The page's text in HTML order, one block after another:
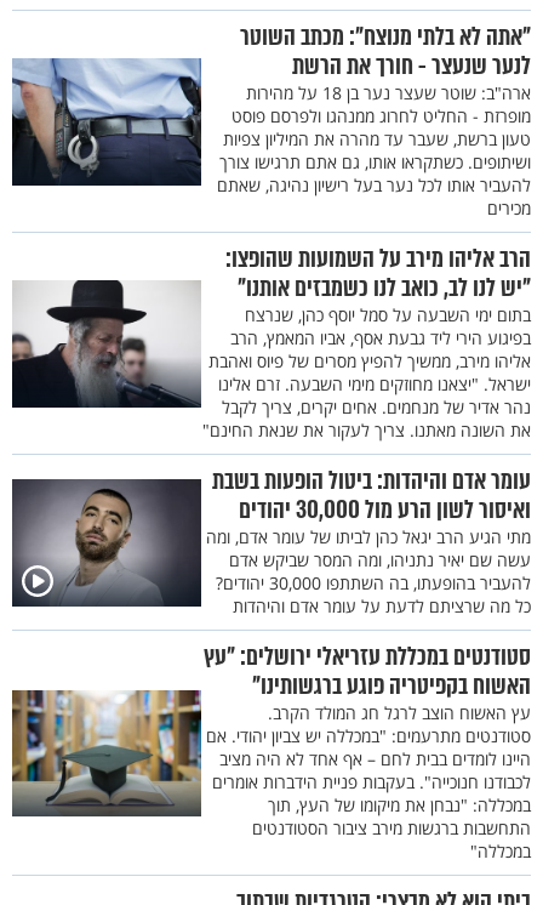
"אתה לא בלתי מנוצח": מכתב השוטר
לנער שנעצר - חורך את הרשת
ארה"ב: שוטר שעצר נער בן 18 על מהירות
מופרזת - החליט לחרוג ממנהגו ולפרסם פוסט
טעון ברשת, שעבר עד מהרה את המיליון צפיות
ושיתופים. כשתקראו אותו, גם אתם תרגישו צורך
להעביר אותו לכל נער בעל רישיון נהיגה, שאתם
מכירים
הרב אליהו מירב על השמועות שהופצו:
"יש לנו לב, כואב לנו כשמבזים אותנו"
בתום ימי השבעה על סמל יוסף כהן, שנרצח
בפיגוע הירי ליד גבעת אסף, אביו המאמץ, הרב
אליהו מירב, ממשיך להפיץ מסרים של פיוס ואהבת
ישראל. "יצאנו מחוזקים מימי השבעה. זרם אלינו
נהר אדיר של מנחמים. אחים יקרים, צריך לקבל
את השונה מאתנו. צריך לעקור את שנאת החינם"
עומר אדם והיהדות: ביטול הופעות בשבת
ואיסור לשון הרע מול 30,000 יהודים
מתי הגיע הרב יגאל כהן לביתו של עומר אדם, ומה
עשה שם יאיר נתניהו, ומה המסר שביקש אדם
להעביר בהופעתו, בה השתתפו 30,000 יהודים?
כל מה שרציתם לדעת על עומר אדם והיהדות
סטודנטים במכללת עזריאלי ירושלים: "עץ
האשוח בקפיטריה פוגע ברגשותינו"
עץ האשוח הוצב לרגל חג המולד הקרב.
סטודנטים מתרעמים: "במכללה יש צביון יהודי. אם
היינו לומדים בבית לחם – אף אחד לא היה מציב
לכבודנו חנוכייה". בעקבות פניית הידברות אומרים
במכללה: "נבחן את מיקומו של העץ, תוך
התחשבות ברגשות מירב ציבור הסטודנטים
במכללה"